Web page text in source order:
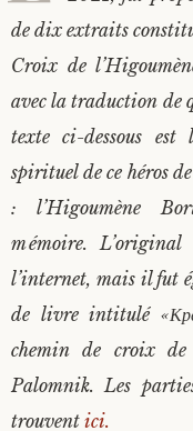
Saint
Sainte Xenia
Sainte
Staritsa Marie
Natalia de
Staritsa
Archimandrite
Geronda
Gerondissa
Archimandrite
Père Héliodore
de dix extraits
Croix de
avec la traduction de
texte ci-dessous
spirituel de ce héros
: l’Higoumène
mémoire. L’original
l’internet, mais il fut
de livre intitulé
chemin de croix de
Palomnik. Les
trouvent ici.